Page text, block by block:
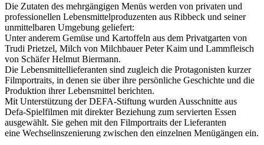
Die Zutaten des mehrgängigen Menüs werden von privaten und
professionellen Lebensmittelproduzenten aus Ribbeck und seiner
unmittelbaren Umgebung geliefert:
Unter anderem Gemüse und Kartoffeln aus dem Privatgarten von
Trudi Prietzel, Milch von Milchbauer Peter Kaim und Lammfleisch
von Schäfer Helmut Biermann.
Die Lebensmittellieferanten sind zugleich die Protagonisten kurzer
Filmportraits, in denen sie über ihre persönliche Geschichte und die
Produktion ihrer Lebensmittel berichten.
Mit Unterstützung der DEFA-Stiftung wurden Ausschnitte aus
Defa-Spielfilmen mit direkter Beziehung zum servierten Essen
ausgewählt. Sie gehen mit den Filmportraits der Lieferanten
eine Wechselinszenierung zwischen den einzelnen Menügängen ein.